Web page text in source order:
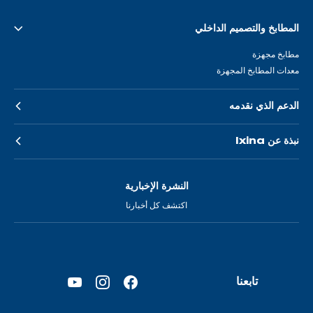
المطابخ والتصميم الداخلي
مطابخ مجهزة
معدات المطابخ المجهزة
الدعم الذي نقدمه
نبذة عن Ixina
النشرة الإخبارية
اكتشف كل أخبارنا
تابعنا
Facebook
Instagram
YouTube